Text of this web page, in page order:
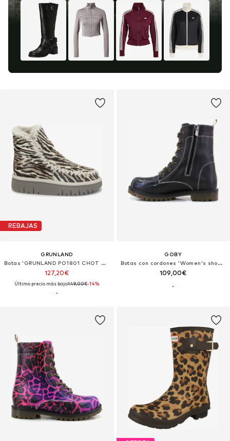
REBAJAS
GRUNLAND
Botas 'GRUNLAND PO1801 CHOT animalier donna stivaletti pelo cavallino'
127,20€
Último precio más bajo:149,00€-14%
GOBY
Botas con cordones 'Women's shoes Goby Ankle boots WMAT149'
109,00€